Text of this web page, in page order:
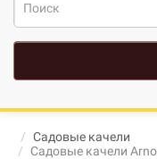
Садовые качели
Садовые качели